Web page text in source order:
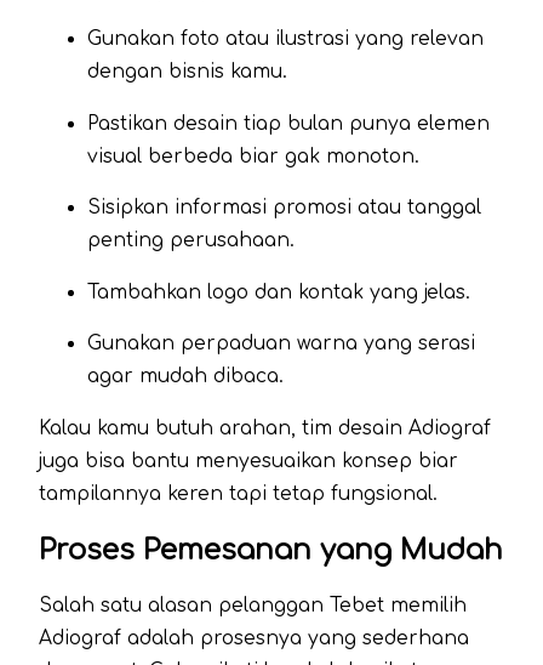
Gunakan foto atau ilustrasi yang relevan
dengan bisnis kamu.
Pastikan desain tiap bulan punya elemen
visual berbeda biar gak monoton.
Sisipkan informasi promosi atau tanggal
penting perusahaan.
Tambahkan logo dan kontak yang jelas.
Gunakan perpaduan warna yang serasi
agar mudah dibaca.
Kalau kamu butuh arahan, tim desain Adiograf
juga bisa bantu menyesuaikan konsep biar
tampilannya keren tapi tetap fungsional.
Proses Pemesanan yang Mudah
Salah satu alasan pelanggan Tebet memilih
Adiograf adalah prosesnya yang sederhana